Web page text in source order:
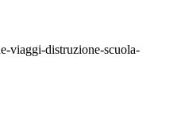
viaggi-distruzione-scuola-